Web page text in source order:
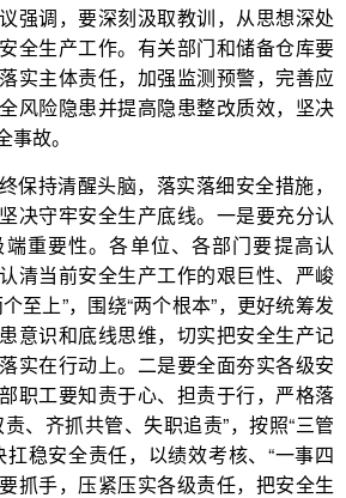
强调，要深刻汲取教训，从思想深处
全生产工作。有关部门和储备仓库要
实主体责任，加强监测预警，完善应
风险隐患并提高隐患整改质效，坚决
故。
保持清醒头脑，落实落细安全措施，
决守牢安全生产底线。一是要充分认
重要性。各单位、各部门要提高认
清当前安全生产工作的艰巨性、严峻
至上”，围绕“两个根本”，更好统筹发
意识和底线思维，切实把安全生产记
实在行动上。二是要全面夯实各级安
职工要知责于心、担责于行，严格落
、齐抓共管、失职追责”，按照“三管
扛稳安全责任，以绩效考核、“一事四
抓手，压紧压实各级责任，把安全生